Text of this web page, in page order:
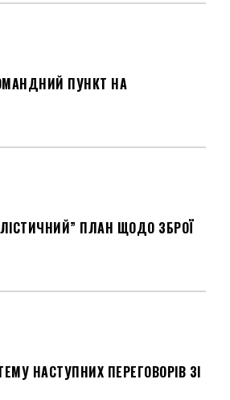
ПУНКТ НА
ПЛАН ЩОДО ЗБРОЇ
НАСТУПНИХ ПЕРЕГОВОРІВ ЗІ